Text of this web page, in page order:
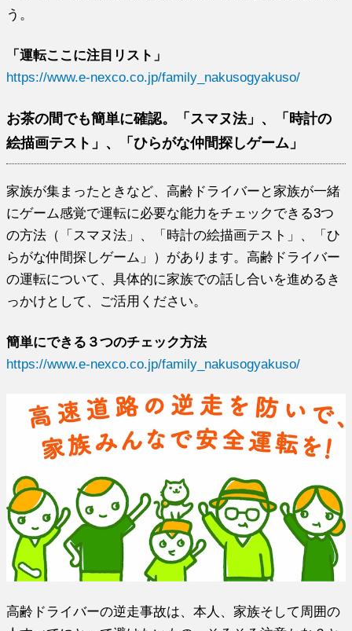
う。
「運転ここに注目リスト」
https://www.e-nexco.co.jp/family_nakusogyakuso/
お茶の間でも簡単に確認。「スマヌ法」、「時計の
絵描画テスト」、「ひらがな仲間探しゲーム」
家族が集まったときなど、高齢ドライバーと家族が一緒
にゲーム感覚で運転に必要な能力をチェックできる3つ
の方法（「スマヌ法」、「時計の絵描画テスト」、「ひ
らがな仲間探しゲーム」）があります。高齢ドライバー
の運転について、具体的に家族での話し合いを進めるき
っかけとして、ご活用ください。
簡単にできる３つのチェック方法
https://www.e-nexco.co.jp/family_nakusogyakuso/
高齢ドライバーの逆走事故は、本人、家族そして周囲の